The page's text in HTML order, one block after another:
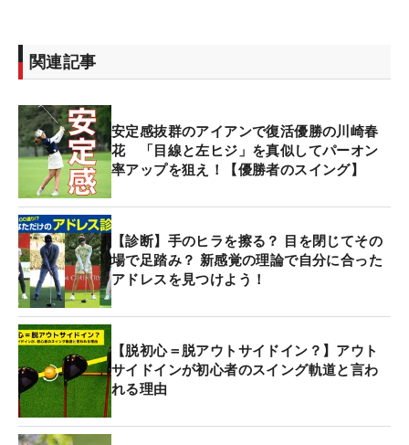
関連記事
安定感抜群のアイアンで復活優勝の川崎春
花 「目線と左ヒジ」を真似してパーオン
率アップを狙え！【優勝者のスイング】
【診断】手のヒラを擦る？ 目を閉じてその
場で足踏み？ 新感覚の理論で自分に合った
アドレスを見つけよう！
【脱初心＝脱アウトサイドイン？】アウト
サイドインが初心者のスイング軌道と言わ
れる理由